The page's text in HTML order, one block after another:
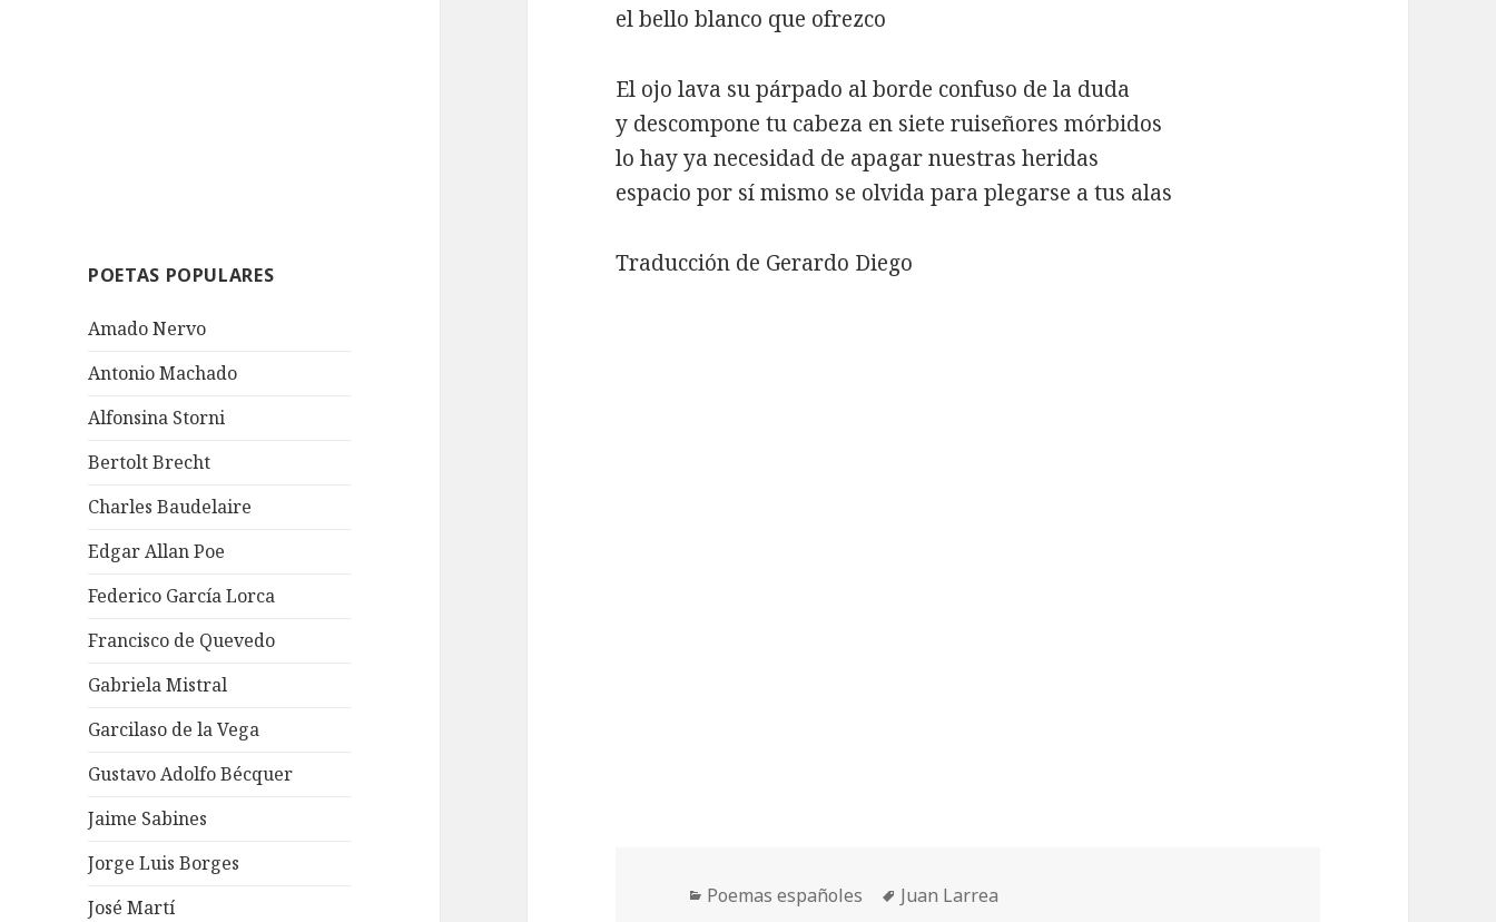
POETAS POPULARES
Amado Nervo
Antonio Machado
Alfonsina Storni
Bertolt Brecht
Charles Baudelaire
Edgar Allan Poe
Federico García Lorca
Francisco de Quevedo
Gabriela Mistral
Garcilaso de la Vega
Gustavo Adolfo Bécquer
Jaime Sabines
Jorge Luis Borges
José Martí
el bello blanco que ofrezco
El ojo lava su párpado al borde confuso de la duda
y descompone tu cabeza en siete ruiseñores mórbidos
lo hay ya necesidad de apagar nuestras heridas
espacio por sí mismo se olvida para plegarse a tus alas
Traducción de Gerardo Diego
Categorías
Poemas españoles Etiquetas
Juan Larrea